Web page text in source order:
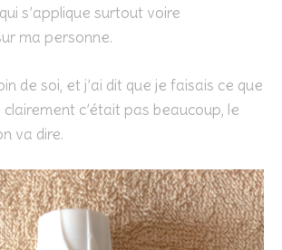
s’applique surtout voire
ma personne.
de soi, et j’ai dit que je faisais ce que
c’était pas beaucoup, le
va dire.